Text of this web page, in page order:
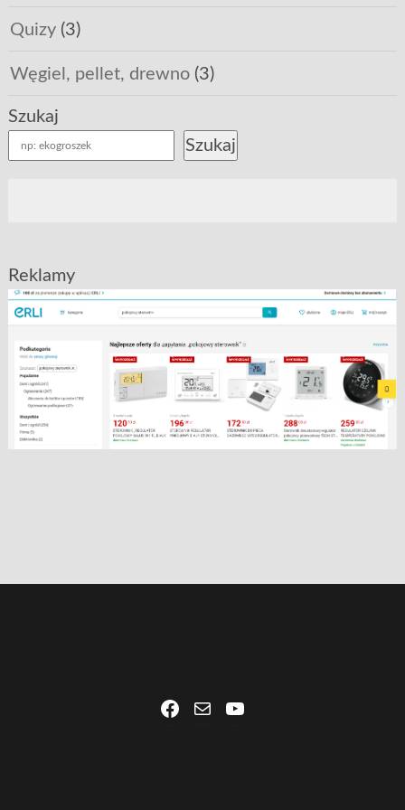
Quizy(3)
Węgiel, pellet, drewno(3)
Szukaj
Szukaj
Reklamy
Facebook
Mail